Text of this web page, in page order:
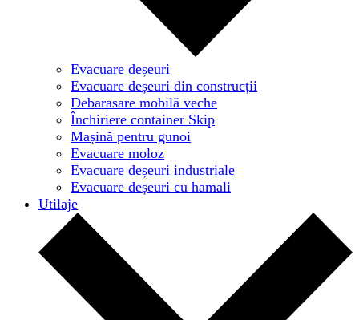
Evacuare deșeuri
Evacuare deșeuri din construcții
Debarasare mobilă veche
Închiriere container Skip
Mașină pentru gunoi
Evacuare moloz
Evacuare deșeuri industriale
Evacuare deșeuri cu hamali
Utilaje